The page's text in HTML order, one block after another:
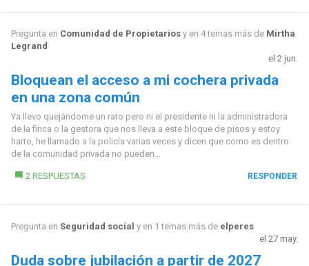
Pregunta en Comunidad de Propietariosy en 4 temas más de Mirtha
Legrand
el 2 jun.
Bloquean el acceso a mi cochera privada
en una zona común
Ya llevo quejándome un rato pero ni el presidente ni la administradora
de la finca o la gestora que nos lleva a este bloque de pisos y estoy
harto, he llamado a la policía varias veces y dicen que como es dentro
de la comunidad privada no pueden...
2 RESPUESTAS RESPONDER
Pregunta en Seguridad social y en 1 temas más de elperes
el 27 may.
Duda sobre jubilación a partir de 2027